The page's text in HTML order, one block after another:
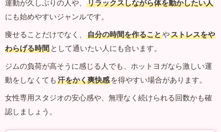
運動が久しぶりの人や、
リラックスしながら体を動かしたい人
にも始めやすいジャンルです。
痩せることだけでなく、
自分の時間を作ることやストレスをや
わらげる時間 として通いたい人にも合います。
ジムの負荷が高そうに感じる人でも、ホットヨガなら激しい運
動をしなくても 汗をかく爽快感 を得やすい場合があります。
女性専用スタジオの安心感や、無理なく続けられる回数かも確
認しましょう。